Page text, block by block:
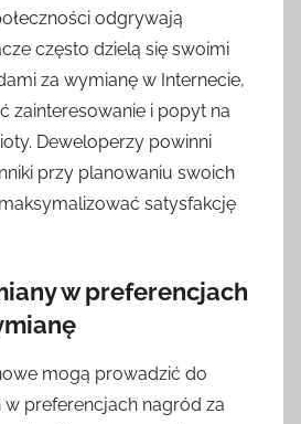
odgrywają
często dzielą się swoimi
za wymianę w Internecie,
zainteresowanie i popyt na
Deweloperzy powinni
przy planowaniu swoich
satysfakcję
w preferencjach
mogą prowadzić do
preferencjach nagród za